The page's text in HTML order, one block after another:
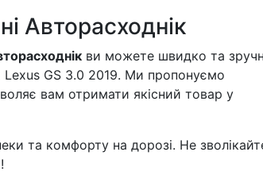
Авторасходнік
ви можете швидко та
Lexus GS 3.0 2019. Ми пропонуємо
вам отримати якісний товар у
та комфорту на дорозі. Не